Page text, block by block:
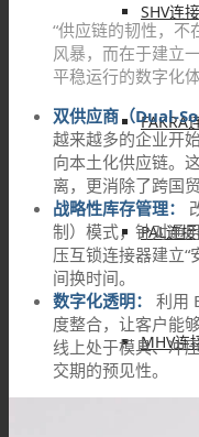
SHV连
FAKRA
PAL连
MHV连
“供应链的韧性，不
风暴，而在于建立
平稳运行的数字化
双供应商（Dual-
越来越多的企业开
向本土化供应链。
离，更消除了跨国
战略性库存管理：
制）模式，针对通
压互锁连接器建立“
间换时间。
数字化透明：
利用
度整合，让客户能
线上处于模具、冲
交期的预见性。